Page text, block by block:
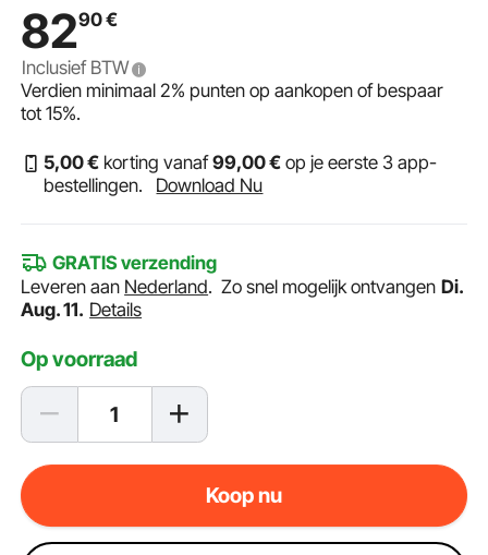
vastbinden etc.
8290€
Inclusief BTW
Verdien minimaal2% punten op aankopen of bespaar
tot15%.
5,00€ korting vanaf99,00€ op je eerste 3 app-
bestellingen.
Download Nu
GRATIS verzending
Leveren aan Nederland.Zo snel mogelijk ontvangen Di.
Aug. 11. Details
Op voorraad
Koop nu